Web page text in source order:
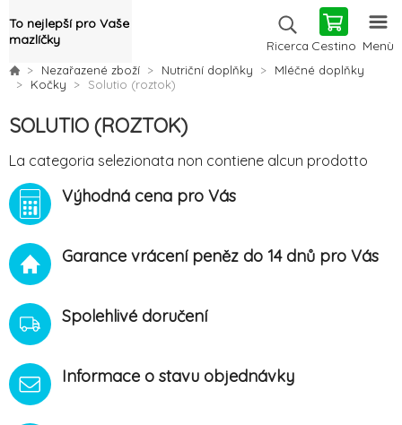
To nejlepší pro Vaše
mazlíčky
Ricerca Cestino Menù
Nezařazené zboží Nutriční doplňky
Mléčné doplňky
Kočky
Solutio (roztok)
SOLUTIO (ROZTOK)
La categoria selezionata non contiene alcun prodotto
Výhodná cena pro Vás
Garance vrácení peněz do 14 dnů pro Vás
Spolehlivé doručení
Informace o stavu objednávky